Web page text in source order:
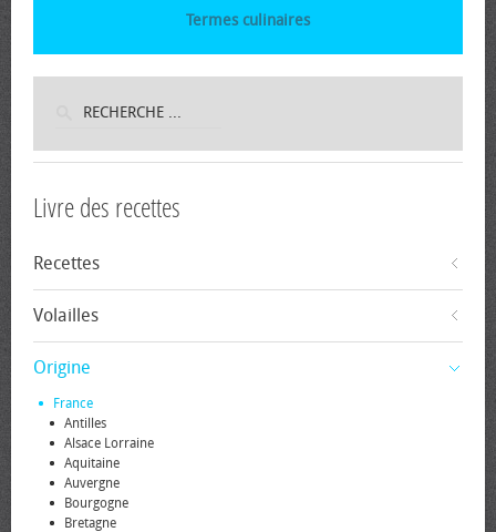
Termes culinaires
Livre des recettes
Recettes
Volailles
Origine
France
Antilles
Alsace Lorraine
Aquitaine
Auvergne
Bourgogne
Bretagne